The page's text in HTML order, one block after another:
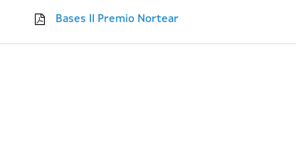
Bases II Premio Nortear